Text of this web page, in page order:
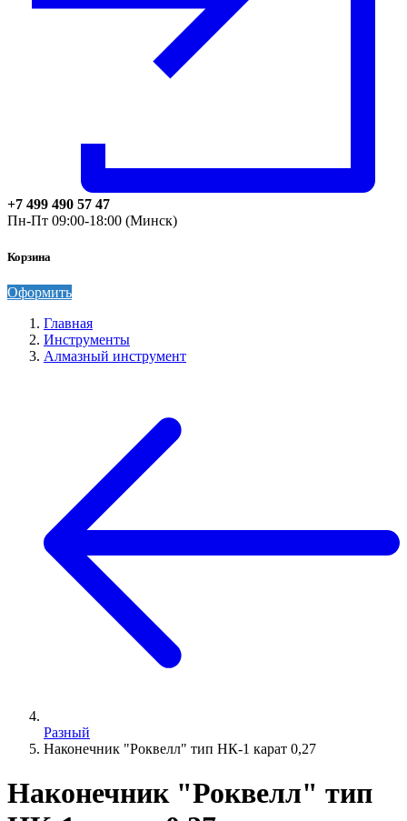
+7 499 490 57 47
Пн-Пт 09:00-18:00 (Минск)
Корзина
Оформить
Главная
Инструменты
Алмазный инструмент
Разный
Наконечник "Роквелл" тип НК-1 карат 0,27
Наконечник "Роквелл" тип